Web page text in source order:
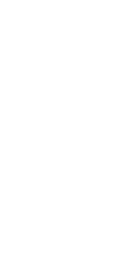
nach §
(z.B.